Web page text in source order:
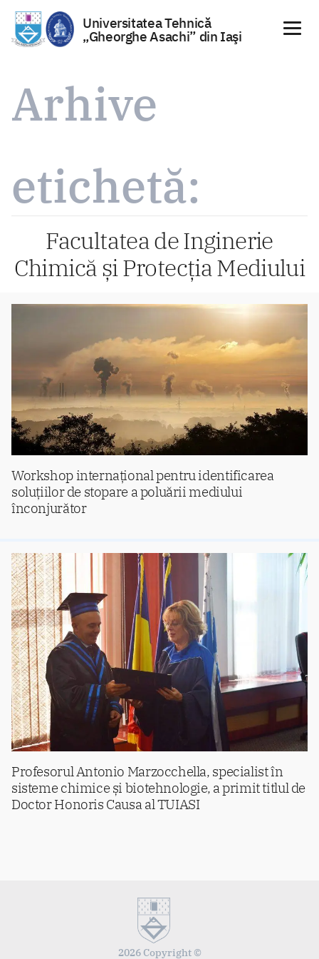
conținut
Universitatea Tehnică
„Gheorghe Asachi” din Iaşi
Arhive
etichetă:
Facultatea de Inginerie
Chimică și Protecția Mediului
Workshop internațional pentru identificarea
soluțiilor de stopare a poluării mediului
înconjurător
Profesorul Antonio Marzocchella, specialist în
sisteme chimice și biotehnologie, a primit titlul de
Doctor Honoris Causa al TUIASI
2026 Copyright ©